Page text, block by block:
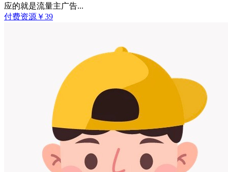
应的就是流量主广告...
付费资源 ￥39